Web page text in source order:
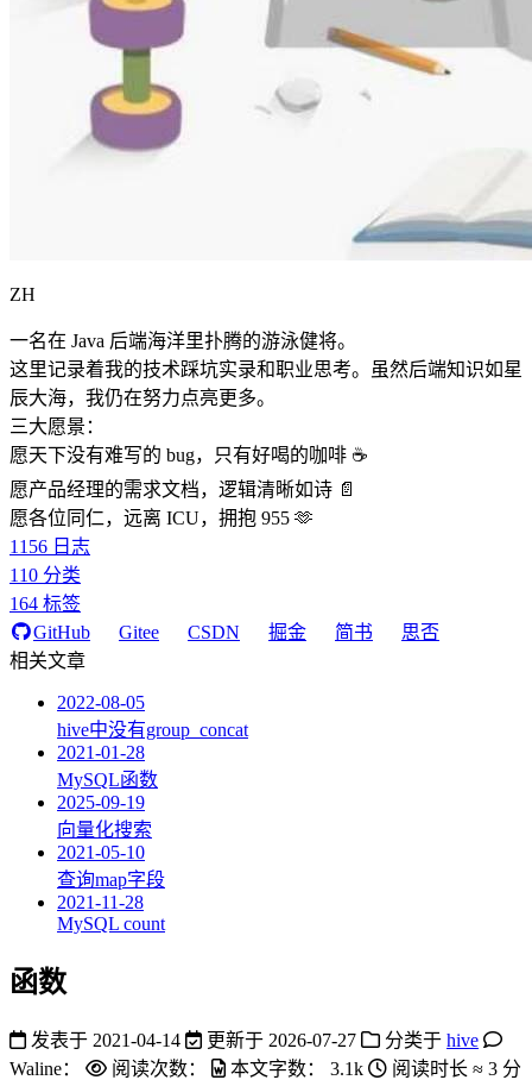
ZH
一名在 Java 后端海洋里扑腾的游泳健将。
这里记录着我的技术踩坑实录和职业思考。虽然后端知识如星
辰大海，我仍在努力点亮更多。
三大愿景：
愿天下没有难写的 bug，只有好喝的咖啡 ☕️
愿产品经理的需求文档，逻辑清晰如诗 📄
愿各位同仁，远离 ICU，拥抱 955 🫶
1156 日志
110 分类
164 标签
GitHub
Gitee CSDN 掘金 简书
思否
相关文章
2022-08-05
hive中没有group_concat
2021-01-28
MySQL函数
2025-09-19
向量化搜索
2021-05-10
查询map字段
2021-11-28
MySQL count
函数
发表于 2021-04-14 更新于 2026-07-27 分类于 hive
Waline：
阅读次数： 本文字数： 3.1k 阅读时长 ≈ 3 分